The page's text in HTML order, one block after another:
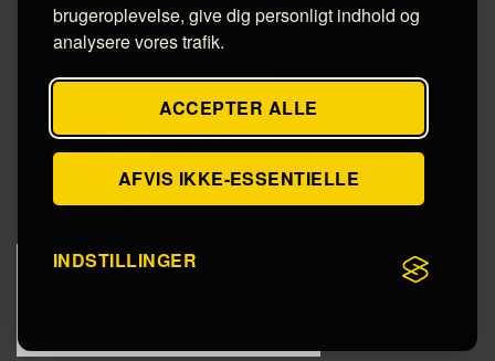
brugeroplevelse, give dig personligt indhold og
analysere vores trafik.
ACCEPTER ALLE
AFVIS IKKE-ESSENTIELLE
INDSTILLINGER